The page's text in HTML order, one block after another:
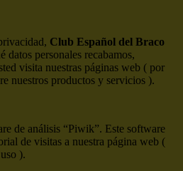
Club Español del Braco
datos personales recabamos,
visita nuestras páginas web ( por
nuestros productos y servicios ).
de análisis “Piwik”. Este software
de visitas a nuestra página web (
).